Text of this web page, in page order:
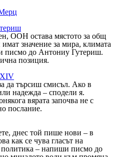
ООН остава мястото за общ
значение за мира, климата
писмо до Антониу Гутериш.
позиция.
да търсиш смисъл. Ако в
надежда – сподели я.
вярата започва не с
послание.
днес той пише нови – в
как се чува гласът на
политика – напиши писмо до